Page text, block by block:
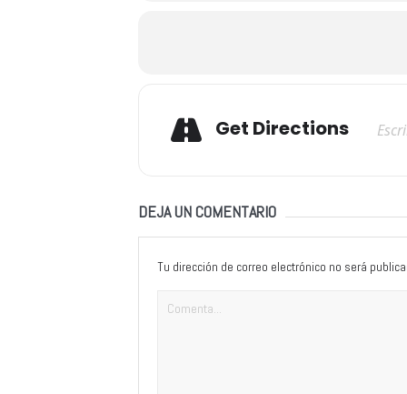
Get Directions
DEJA UN COMENTARIO
Tu dirección de correo electrónico no será